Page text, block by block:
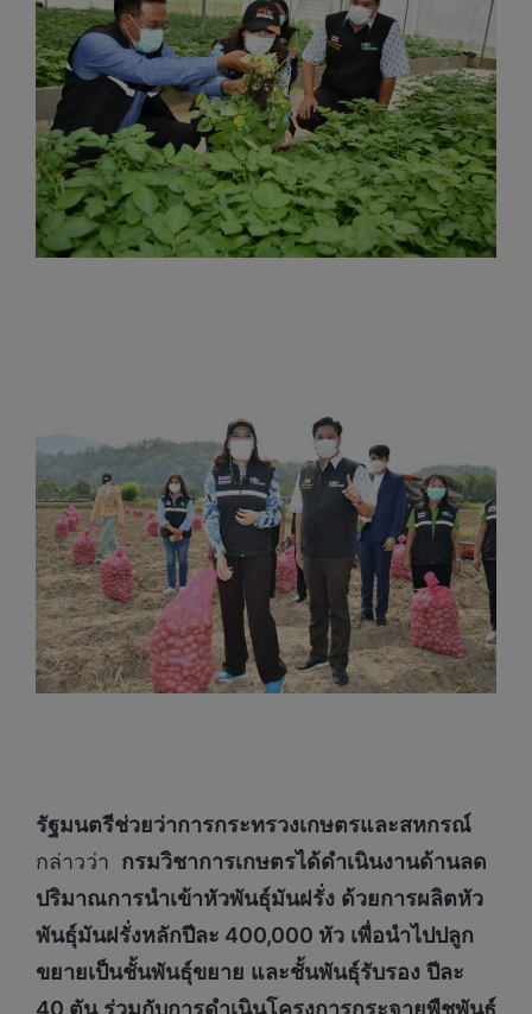
รัฐมนตรีช่วยว่าการกระทรวงเกษตรและสหกรณ์
กล่าวว่า กรมวิชาการเกษตรได้ดำเนินงานด้านลด
ปริมาณการนำเข้าหัวพันธุ์มันฝรั่ง ด้วยการผลิตหัว
พันธุ์มันฝรั่งหลักปีละ 400,000 หัว เพื่อนำไปปลูก
ขยายเป็นชั้นพันธุ์ขยาย และชั้นพันธุ์รับรอง ปีละ
40 ตัน ร่วมกับการดำเนินโครงการกระจายพืชพันธุ์